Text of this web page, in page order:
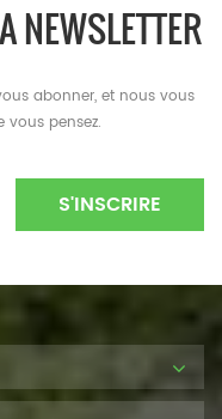
NEWSLETTER
abonner, et nous vous
pensez.